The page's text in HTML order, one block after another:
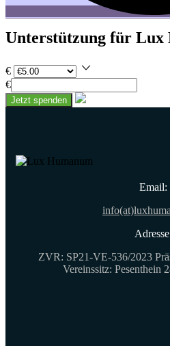
Unterstützung für Lux
€
€
Jetzt spenden
Email:
ZVR: SP21-VE-536/2023
Vereinssitz: Pesenthein